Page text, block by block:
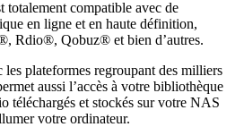
totalement compatible avec de
en ligne et en haute définition,
Rdio®, Qobuz® et bien d’autres.
les plateformes regroupant des milliers
aussi l’accès à votre bibliothèque
téléchargés et stockés sur votre NAS
votre ordinateur.